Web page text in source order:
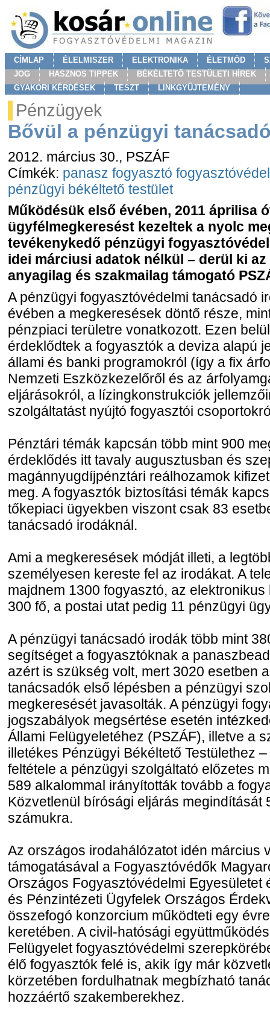
CÍMLAP ÉLELMISZER ELEKTRONIKA ÉLETMÓD
JOG
HASZNOS TIPPEK
BÉKÉLTETŐ TESTÜLETI HÍREK
GYAKORI KÉRDÉSEK
TESZT LINKGYÜJTEMÉNY
Pénzügyek
Bővül a pénzügyi
2012. március 30., PSZÁF
Címkék: panasz fogyasztó
pénzügyi békéltető testület
Működésük első évében, 2011 áprilisa
ügyfélmegkeresést kezeltek a nyolc
tevékenykedő pénzügyi
idei márciusi adatok nélkül – derül ki
anyagilag és szakmailag támogató
A pénzügyi fogyasztóvédelmi tanácsadó
évében a megkeresések döntő része,
pénzpiaci területre vonatkozott. Ezen
érdeklődtek a fogyasztók a deviza alapú
állami és banki programokról (így a fix
Nemzeti Eszközkezelőről és az
eljárásokról, a lízingkonstrukciók
szolgáltatást nyújtó fogyasztói
Pénztári témák kapcsán több mint 900
érdeklődés itt tavaly augusztusban és
magánnyugdíjpénztári reálhozamok
meg. A fogyasztók biztosítási témák
tőkepiaci ügyekben viszont csak 83
tanácsadó irodáknál.
Ami a megkeresések módját illeti, a
személyesen kereste fel az irodákat. A
majdnem 1300 fogyasztó, az
300 fő, a postai utat pedig 11 pénzügyi
A pénzügyi tanácsadó irodák több mint
segítséget a fogyasztóknak a
azért is szükség volt, mert 3020 esetben
tanácsadók első lépésben a pénzügyi
megkeresését javasolták. A pénzügyi
jogszabályok megsértése esetén
Állami Felügyeletéhez (PSZÁF), illetve a
illetékes Pénzügyi Békéltető Testülethez
feltétele a pénzügyi szolgáltató előzetes
589 alkalommal irányították tovább a
Közvetlenül bírósági eljárás megindítását
számukra.
Az országos irodahálózatot idén március
támogatásával a Fogyasztóvédők
Országos Fogyasztóvédelmi Egyesületet
és Pénzintézeti Ügyfelek Országos
összefogó konzorcium működteti egy
keretében. A civil-hatósági
Felügyelet fogyasztóvédelmi
élő fogyasztók felé is, akik így már
körzetében fordulhatnak megbízható
hozzáértő szakemberekhez.